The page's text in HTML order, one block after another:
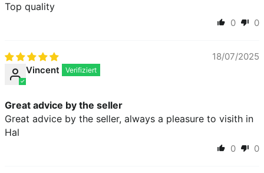
Top quality
0 0
18/07/2025
Vincent
Great advice by the seller
Great advice by the seller, always a pleasure to visith in
Hal
0 0